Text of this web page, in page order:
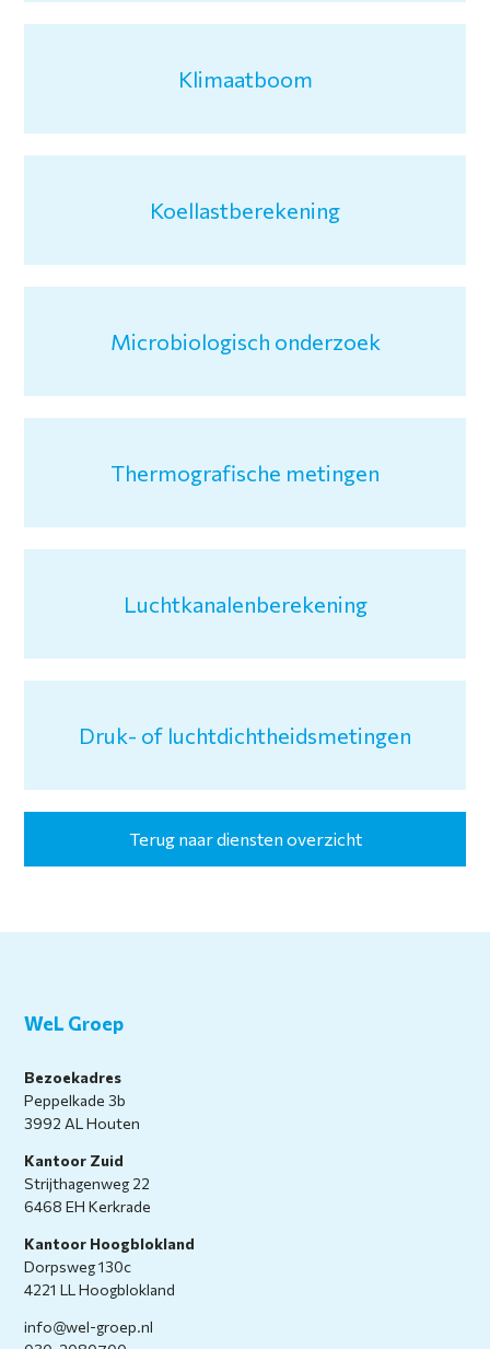
Klimaatboom
Koellastberekening
Microbiologisch onderzoek
Thermografische metingen
Luchtkanalenberekening
Druk- of luchtdichtheidsmetingen
Terug naar diensten overzicht
WeL Groep
Bezoekadres
Peppelkade 3b
3992 AL Houten
Kantoor Zuid
Strijthagenweg 22
6468 EH Kerkrade
Kantoor Hoogblokland
Dorpsweg 130c
4221 LL Hoogblokland
info@wel-groep.nl